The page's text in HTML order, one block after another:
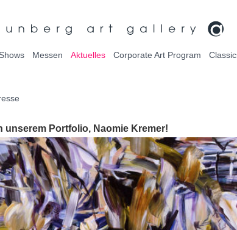
Shows Messen Aktuelles Corporate Art Program
unserem Portfolio, Naomie Kremer!